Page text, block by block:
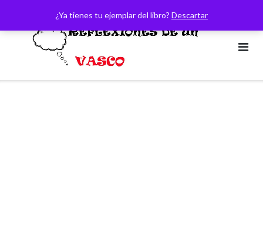
¿Ya tienes tu ejemplar del libro? Descartar
contenido